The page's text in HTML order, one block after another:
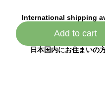
International shipping
Add to cart
日本国内にお住まいの